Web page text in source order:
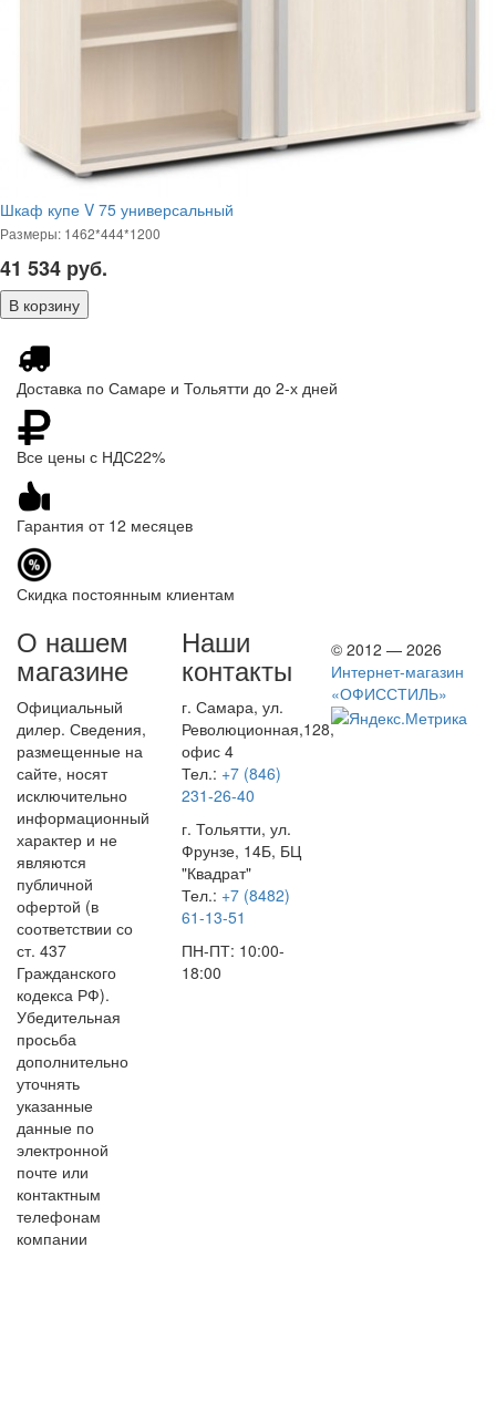
Шкаф купе V 75 универсальный
Размеры: 1462*444*1200
41 534 руб.
Доставка по Самаре и Тольятти до 2-х дней
Все цены с НДС22%
Гарантия от 12 месяцев
Скидка постоянным клиентам
О нашем
магазине
Официальный
дилер. Сведения,
размещенные на
сайте, носят
исключительно
информационный
характер и не
являются
публичной
офертой (в
соответствии со
ст. 437
Гражданского
кодекса РФ).
Убедительная
просьба
дополнительно
уточнять
указанные
данные по
электронной
почте или
контактным
телефонам
компании
Наши
контакты
г. Самара, ул.
Революционная,128,
офис 4
Тел.: +7 (846)
231-26-40
г. Тольятти, ул.
Фрунзе, 14Б, БЦ
"Квадрат"
Тел.: +7 (8482)
61-13-51
ПН-ПТ: 10:00-
18:00
© 2012 — 2026
Интернет-магазин
«ОФИССТИЛЬ»